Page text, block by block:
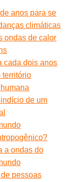
anos para se
climáticas
ondas de calor
cada dois anos
território
de um
a ondas do
pessoas